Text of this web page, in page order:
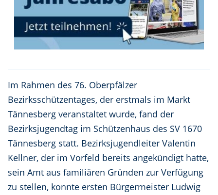
Im Rahmen des 76. Oberpfälzer
Bezirksschützentages, der erstmals im Markt
Tännesberg veranstaltet wurde, fand der
Bezirksjugendtag im Schützenhaus des SV 1670
Tännesberg statt. Bezirksjugendleiter Valentin
Kellner, der im Vorfeld bereits angekündigt hatte,
sein Amt aus familiären Gründen zur Verfügung
zu stellen, konnte ersten Bürgermeister Ludwig